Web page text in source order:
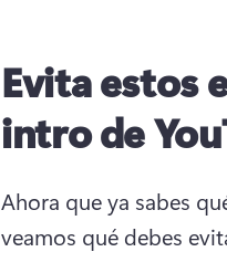
Evita estos
intro de
Ahora que ya sabes
veamos qué debes